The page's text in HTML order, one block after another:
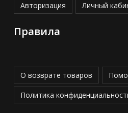
Авторизация Личный
Правила
О возврате товаров
Политика